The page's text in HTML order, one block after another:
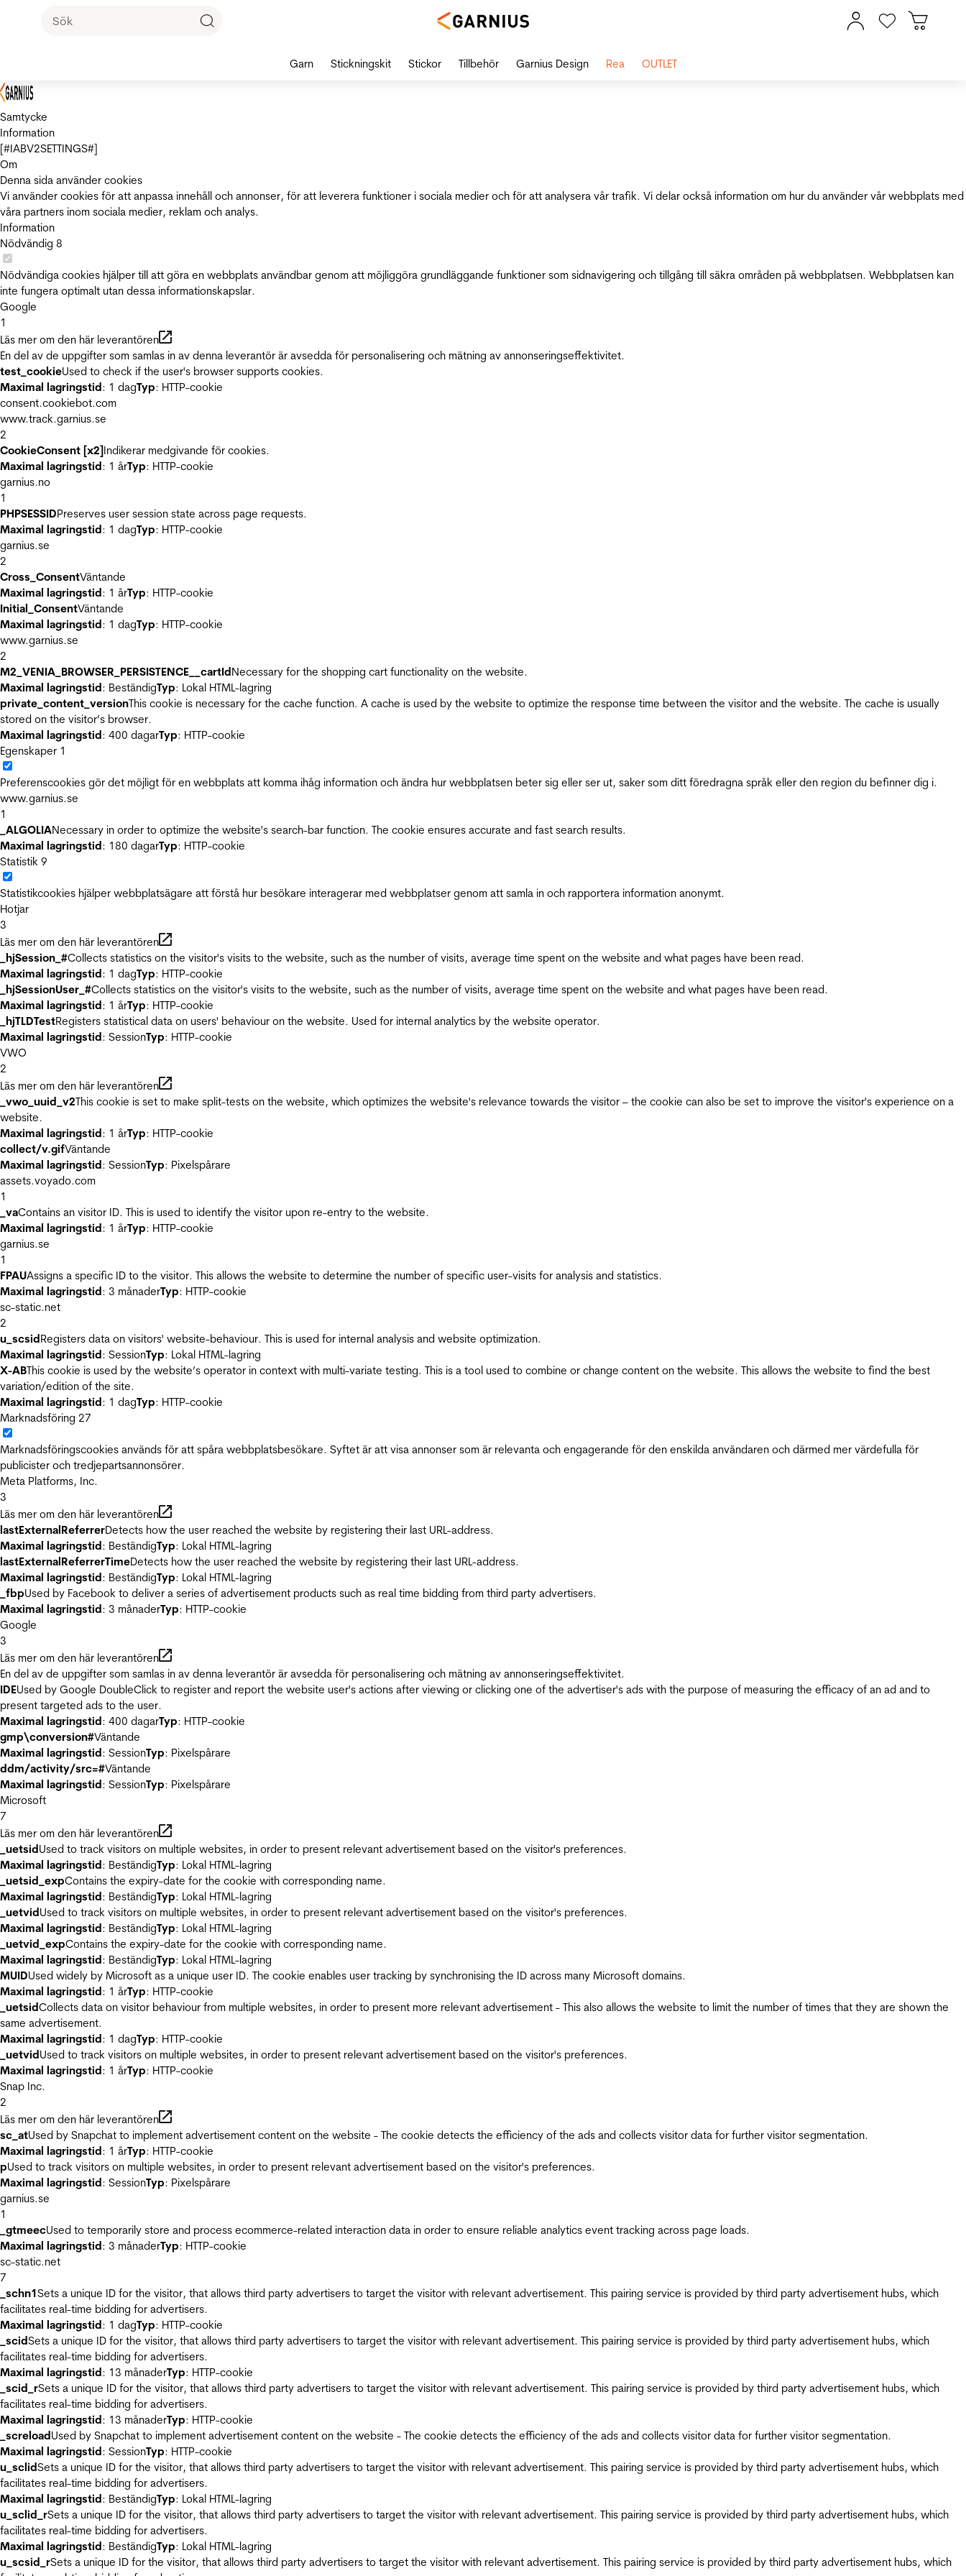
Samtycke
Information
[#IABV2SETTINGS#]
Om
Denna sida använder cookies
Vi använder cookies för att anpassa innehåll och annonser, för att leverera funktioner i sociala medier och för att analysera vår trafik. Vi delar också information om hur du använder vår webbplats med
våra partners inom sociala medier, reklam och analys.
Information
Nödvändig 8
Nödvändiga cookies hjälper till att göra en webbplats användbar genom att möjliggöra grundläggande funktioner som sidnavigering och tillgång till säkra områden på webbplatsen. Webbplatsen kan
inte fungera optimalt utan dessa informationskapslar.
Google
1
Läs mer om den här leverantören
En del av de uppgifter som samlas in av denna leverantör är avsedda för personalisering och mätning av annonseringseffektivitet.
test_cookieUsed to check if the user's browser supports cookies.
Maximal lagringstid: 1 dagTyp: HTTP-cookie
consent.cookiebot.com
www.track.garnius.se
2
CookieConsent [x2]Indikerar medgivande för cookies.
Maximal lagringstid: 1 årTyp: HTTP-cookie
garnius.no
1
PHPSESSIDPreserves user session state across page requests.
Maximal lagringstid: 1 dagTyp: HTTP-cookie
garnius.se
2
Cross_ConsentVäntande
Maximal lagringstid: 1 årTyp: HTTP-cookie
Initial_ConsentVäntande
Maximal lagringstid: 1 dagTyp: HTTP-cookie
www.garnius.se
2
M2_VENIA_BROWSER_PERSISTENCE__cartIdNecessary for the shopping cart functionality on the website.
Maximal lagringstid: BeständigTyp: Lokal HTML-lagring
private_content_versionThis cookie is necessary for the cache function. A cache is used by the website to optimize the response time between the visitor and the website. The cache is usually
stored on the visitor’s browser.
Maximal lagringstid: 400 dagarTyp: HTTP-cookie
Egenskaper 1
Preferenscookies gör det möjligt för en webbplats att komma ihåg information och ändra hur webbplatsen beter sig eller ser ut, saker som ditt föredragna språk eller den region du befinner dig i.
www.garnius.se
1
_ALGOLIANecessary in order to optimize the website's search-bar function. The cookie ensures accurate and fast search results.
Maximal lagringstid: 180 dagarTyp: HTTP-cookie
Statistik 9
Statistikcookies hjälper webbplatsägare att förstå hur besökare interagerar med webbplatser genom att samla in och rapportera information anonymt.
Hotjar
3
Läs mer om den här leverantören
_hjSession_#Collects statistics on the visitor's visits to the website, such as the number of visits, average time spent on the website and what pages have been read.
Maximal lagringstid: 1 dagTyp: HTTP-cookie
_hjSessionUser_#Collects statistics on the visitor's visits to the website, such as the number of visits, average time spent on the website and what pages have been read.
Maximal lagringstid: 1 årTyp: HTTP-cookie
_hjTLDTestRegisters statistical data on users' behaviour on the website. Used for internal analytics by the website operator.
Maximal lagringstid: SessionTyp: HTTP-cookie
VWO
2
Läs mer om den här leverantören
_vwo_uuid_v2This cookie is set to make split-tests on the website, which optimizes the website's relevance towards the visitor – the cookie can also be set to improve the visitor's experience on a
website.
Maximal lagringstid: 1 årTyp: HTTP-cookie
collect/v.gifVäntande
Maximal lagringstid: SessionTyp: Pixelspårare
assets.voyado.com
1
_vaContains an visitor ID. This is used to identify the visitor upon re-entry to the website.
Maximal lagringstid: 1 årTyp: HTTP-cookie
garnius.se
1
FPAUAssigns a specific ID to the visitor. This allows the website to determine the number of specific user-visits for analysis and statistics.
Maximal lagringstid: 3 månaderTyp: HTTP-cookie
sc-static.net
2
u_scsidRegisters data on visitors' website-behaviour. This is used for internal analysis and website optimization.
Maximal lagringstid: SessionTyp: Lokal HTML-lagring
X-ABThis cookie is used by the website’s operator in context with multi-variate testing. This is a tool used to combine or change content on the website. This allows the website to find the best
variation/edition of the site.
Maximal lagringstid: 1 dagTyp: HTTP-cookie
Marknadsföring 27
Marknadsföringscookies används för att spåra webbplatsbesökare. Syftet är att visa annonser som är relevanta och engagerande för den enskilda användaren och därmed mer värdefulla för
publicister och tredjepartsannonsörer.
Meta Platforms, Inc.
3
Läs mer om den här leverantören
lastExternalReferrerDetects how the user reached the website by registering their last URL-address.
Maximal lagringstid: BeständigTyp: Lokal HTML-lagring
lastExternalReferrerTimeDetects how the user reached the website by registering their last URL-address.
Maximal lagringstid: BeständigTyp: Lokal HTML-lagring
_fbpUsed by Facebook to deliver a series of advertisement products such as real time bidding from third party advertisers.
Maximal lagringstid: 3 månaderTyp: HTTP-cookie
Google
3
Läs mer om den här leverantören
En del av de uppgifter som samlas in av denna leverantör är avsedda för personalisering och mätning av annonseringseffektivitet.
IDEUsed by Google DoubleClick to register and report the website user's actions after viewing or clicking one of the advertiser's ads with the purpose of measuring the efficacy of an ad and to
present targeted ads to the user.
Maximal lagringstid: 400 dagarTyp: HTTP-cookie
gmp\conversion#Väntande
Maximal lagringstid: SessionTyp: Pixelspårare
ddm/activity/src=#Väntande
Maximal lagringstid: SessionTyp: Pixelspårare
Microsoft
7
Läs mer om den här leverantören
_uetsidUsed to track visitors on multiple websites, in order to present relevant advertisement based on the visitor's preferences.
Maximal lagringstid: BeständigTyp: Lokal HTML-lagring
_uetsid_expContains the expiry-date for the cookie with corresponding name.
Maximal lagringstid: BeständigTyp: Lokal HTML-lagring
_uetvidUsed to track visitors on multiple websites, in order to present relevant advertisement based on the visitor's preferences.
Maximal lagringstid: BeständigTyp: Lokal HTML-lagring
_uetvid_expContains the expiry-date for the cookie with corresponding name.
Maximal lagringstid: BeständigTyp: Lokal HTML-lagring
MUIDUsed widely by Microsoft as a unique user ID. The cookie enables user tracking by synchronising the ID across many Microsoft domains.
Maximal lagringstid: 1 årTyp: HTTP-cookie
_uetsidCollects data on visitor behaviour from multiple websites, in order to present more relevant advertisement - This also allows the website to limit the number of times that they are shown the
same advertisement.
Maximal lagringstid: 1 dagTyp: HTTP-cookie
_uetvidUsed to track visitors on multiple websites, in order to present relevant advertisement based on the visitor's preferences.
Maximal lagringstid: 1 årTyp: HTTP-cookie
Snap Inc.
2
Läs mer om den här leverantören
sc_atUsed by Snapchat to implement advertisement content on the website - The cookie detects the efficiency of the ads and collects visitor data for further visitor segmentation.
Maximal lagringstid: 1 årTyp: HTTP-cookie
pUsed to track visitors on multiple websites, in order to present relevant advertisement based on the visitor's preferences.
Maximal lagringstid: SessionTyp: Pixelspårare
garnius.se
1
_gtmeecUsed to temporarily store and process ecommerce-related interaction data in order to ensure reliable analytics event tracking across page loads.
Maximal lagringstid: 3 månaderTyp: HTTP-cookie
sc-static.net
7
_schn1Sets a unique ID for the visitor, that allows third party advertisers to target the visitor with relevant advertisement. This pairing service is provided by third party advertisement hubs, which
facilitates real-time bidding for advertisers.
Maximal lagringstid: 1 dagTyp: HTTP-cookie
_scidSets a unique ID for the visitor, that allows third party advertisers to target the visitor with relevant advertisement. This pairing service is provided by third party advertisement hubs, which
facilitates real-time bidding for advertisers.
Maximal lagringstid: 13 månaderTyp: HTTP-cookie
_scid_rSets a unique ID for the visitor, that allows third party advertisers to target the visitor with relevant advertisement. This pairing service is provided by third party advertisement hubs, which
facilitates real-time bidding for advertisers.
Maximal lagringstid: 13 månaderTyp: HTTP-cookie
_screloadUsed by Snapchat to implement advertisement content on the website - The cookie detects the efficiency of the ads and collects visitor data for further visitor segmentation.
Maximal lagringstid: SessionTyp: HTTP-cookie
u_sclidSets a unique ID for the visitor, that allows third party advertisers to target the visitor with relevant advertisement. This pairing service is provided by third party advertisement hubs, which
facilitates real-time bidding for advertisers.
Maximal lagringstid: BeständigTyp: Lokal HTML-lagring
u_sclid_rSets a unique ID for the visitor, that allows third party advertisers to target the visitor with relevant advertisement. This pairing service is provided by third party advertisement hubs, which
facilitates real-time bidding for advertisers.
Maximal lagringstid: BeständigTyp: Lokal HTML-lagring
u_scsid_rSets a unique ID for the visitor, that allows third party advertisers to target the visitor with relevant advertisement. This pairing service is provided by third party advertisement hubs, which
Garn Stickningskit Stickor Tillbehör Garnius Design Rea OUTLET